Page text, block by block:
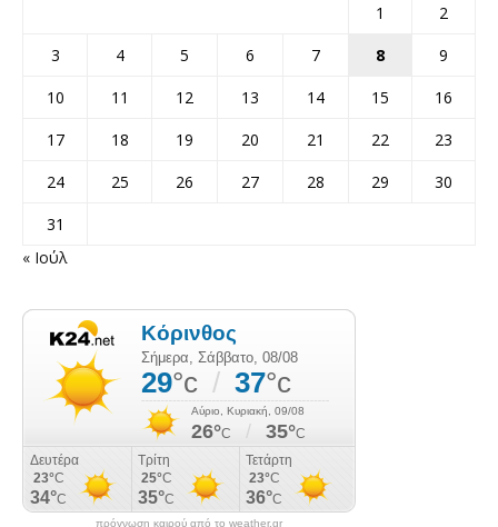
1
2
3
4 5 6 7 8
9
10
11 12 13 14 15
16
17
18 19 20 21 22
23
24
25 26 27 28 29
30
31
« Ιούλ
πρόγνωση καιρού από το weather.gr